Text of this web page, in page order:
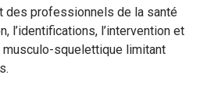
des professionnels de la santé
l’identifications, l’intervention et
squelettique limitant